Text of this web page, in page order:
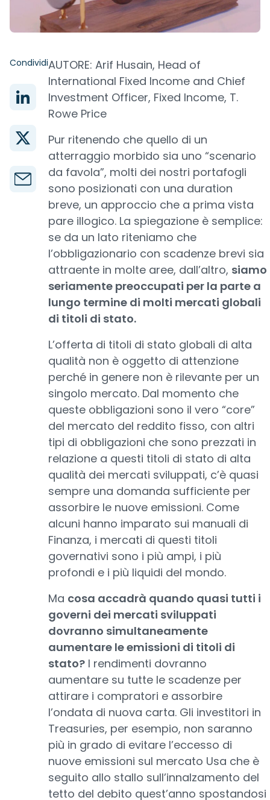
CondividiAUTORE: Arif Husain, Head of
International Fixed Income and Chief
Investment Officer, Fixed Income, T.
Rowe Price
Pur ritenendo che quello di un
atterraggio morbido sia uno “scenario
da favola”, molti dei nostri portafogli
sono posizionati con una duration
breve, un approccio che a prima vista
pare illogico. La spiegazione è semplice:
se da un lato riteniamo che
l’obbligazionario con scadenze brevi sia
attraente in molte aree, dall’altro, siamo
seriamente preoccupati per la parte a
lungo termine di molti mercati globali
di titoli di stato.
L’offerta di titoli di stato globali di alta
qualità non è oggetto di attenzione
perché in genere non è rilevante per un
singolo mercato. Dal momento che
queste obbligazioni sono il vero “core”
del mercato del reddito fisso, con altri
tipi di obbligazioni che sono prezzati in
relazione a questi titoli di stato di alta
qualità dei mercati sviluppati, c’è quasi
sempre una domanda sufficiente per
assorbire le nuove emissioni. Come
alcuni hanno imparato sui manuali di
Finanza, i mercati di questi titoli
governativi sono i più ampi, i più
profondi e i più liquidi del mondo.
Ma cosa accadrà quando quasi tutti i
governi dei mercati sviluppati
dovranno simultaneamente
aumentare le emissioni di titoli di
stato? I rendimenti dovranno
aumentare su tutte le scadenze per
attirare i compratori e assorbire
l’ondata di nuova carta. Gli investitori in
Treasuries, per esempio, non saranno
più in grado di evitare l’eccesso di
nuove emissioni sul mercato Usa che è
seguito allo stallo sull’innalzamento del
tetto del debito quest’anno spostandosi